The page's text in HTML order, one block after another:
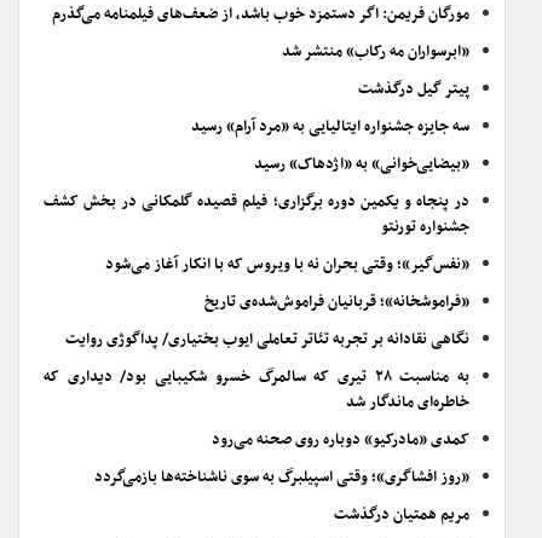
مورگان فریمن: اگر دستمزد خوب باشد، از ضعف‌های فیلمنامه می‌گذرم
«ابرسواران مه رکاب» منتشر شد
پیتر گیل درگذشت
سه جایزه جشنواره ایتالیایی به «مرد آرام» رسید
«بیضایی‌خوانی» به «اژدهاک» رسید
در پنجاه و یکمین دوره برگزاری؛ فیلم قصیده گلمکانی در بخش کشف
جشنواره تورنتو
«نفس‌گیر»؛ وقتی بحران نه با ویروس که با انکار آغاز می‌شود
«فراموشخانه»؛ قربانیان فراموش‌شده‌ی تاریخ
نگاهی نقادانه بر تجربه تئاتر تعاملی ایوب بختیاری/ پداگوژی روایت
به مناسبت ۲۸ تیری که سالمرگ خسرو شکیبایی بود/ دیداری که
خاطره‌ای ماندگار شد
کمدی «مادرکیو» دوباره روی صحنه می‌رود
«روز افشاگری»؛ وقتی اسپیلبرگ به سوی ناشناخته‌ها بازمی‌گردد
مریم همتیان درگذشت